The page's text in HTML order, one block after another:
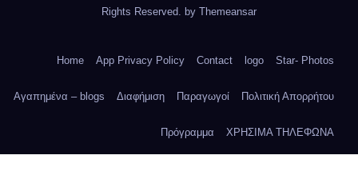
Rights Reserved. by Themeansar
Home App Privacy Policy Contact logo Star- Photos
Αγαπημένα – blogs Διαφήμιση Παραγωγοί Πολιτική Απορρήτου
Πρόγραμμα ΧΡΗΣΙΜΑ ΤΗΛΕΦΩΝΑ